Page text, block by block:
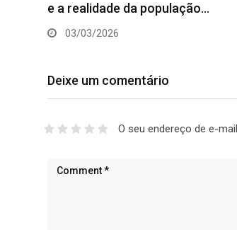
e a realidade da população…
03/03/2026
Deixe um comentário
O seu endereço de e-